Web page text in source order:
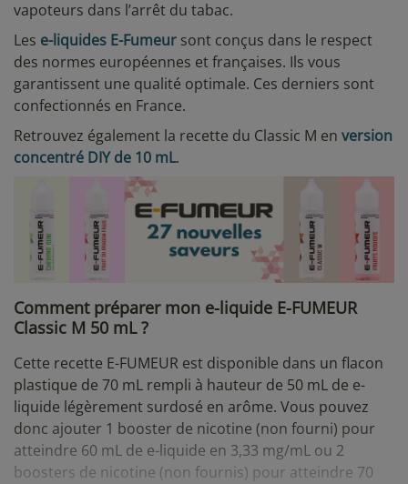
vapoteurs dans l’arrêt du tabac.
Les e-liquides E-Fumeur sont conçus dans le respect
des normes européennes et françaises. Ils vous
garantissent une qualité optimale. Ces derniers sont
confectionnés en France.
Retrouvez également la recette du Classic M en version
concentré DIY de 10 mL.
Comment préparer mon e-liquide E-FUMEUR
Classic M 50 mL ?
Cette recette E-FUMEUR est disponible dans un flacon
plastique de 70 mL rempli à hauteur de 50 mL de e-
liquide légèrement surdosé en arôme. Vous pouvez
donc ajouter 1 booster de nicotine (non fourni) pour
atteindre 60 mL de e-liquide en 3,33 mg/mL ou 2
boosters de nicotine (non fournis) pour atteindre 70